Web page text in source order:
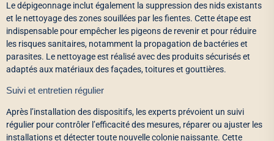
Le dépigeonnage inclut également la suppression des nids existants
et le nettoyage des zones souillées par les fientes. Cette étape est
indispensable pour empêcher les pigeons de revenir et pour réduire
les risques sanitaires, notamment la propagation de bactéries et
parasites. Le nettoyage est réalisé avec des produits sécurisés et
adaptés aux matériaux des façades, toitures et gouttières.
Suivi et entretien régulier
Après l’installation des dispositifs, les experts prévoient un suivi
régulier pour contrôler l’efficacité des mesures, réparer ou ajuster les
installations et détecter toute nouvelle colonie naissante. Cette